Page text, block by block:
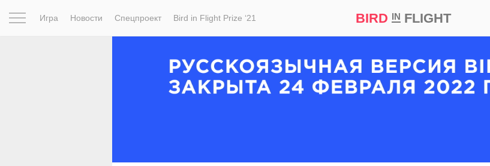
Игра Новости Спецпроект Bird in Flight Prize ‘21 BIRD INFLIGHT